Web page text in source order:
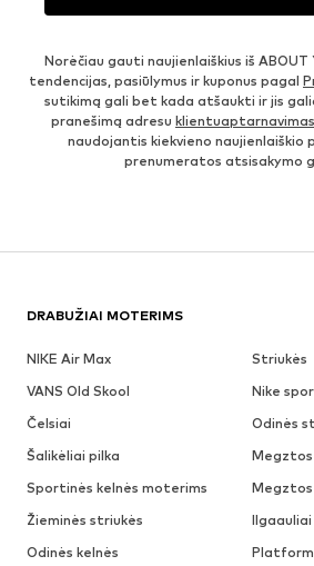
Norėčiau gauti naujienlaiškius iš
tendencijas, pasiūlymus ir kuponus pagal
sutikimą gali bet kada atšaukti ir jis
pranešimą adresu
naudojantis kiekvieno naujienlaiškio
prenumeratos atsisakymo
DRABUŽIAI MOTERIMS
NIKE Air Max
Striukės
VANS Old Skool
Nike
Čelsiai
Odinės
Šalikėliai pilka
Megztos
Sportinės kelnės moterims
Megztos
Žieminės striukės
Odinės kelnės